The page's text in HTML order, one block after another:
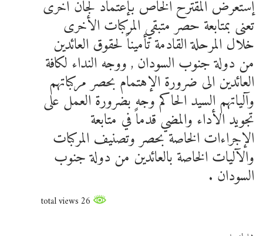
إستعرض المقترح الخاص بإعتماد لجان أخرى
تعنى بمتابعة حصر متبقي المركبات الأخرى
خلال المرحلة القادمة تأميناً لحقوق العائدين
من دولة جنوب السودان , ووجه النداء لكافة
العائدين الى ضرورة الإهتمام بحصر مركباتهم
وآلياتهم السيد الحاكم وجه بضرورة العمل على
تجويد الأداء والمضي قدماً في متابعة
الإجراءات الخاصة بحصر وتصنيف المركبات
والآليات الخاصة بالعائدين من دولة جنوب
السودان .